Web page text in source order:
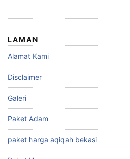
LAMAN
Alamat Kami
Disclaimer
Galeri
Paket Adam
paket harga aqiqah bekasi